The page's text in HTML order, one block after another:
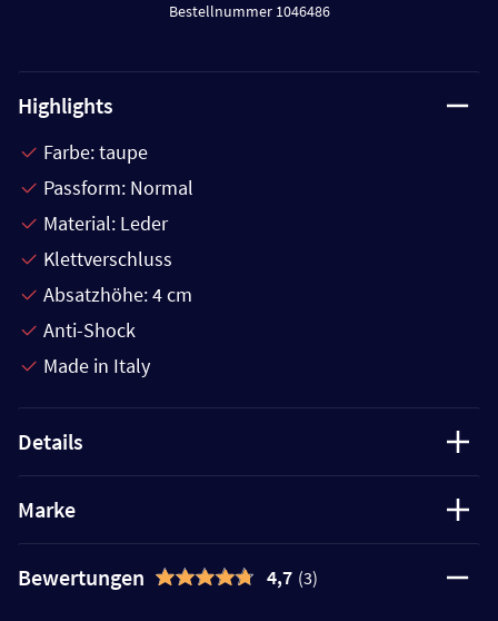
Bestellnummer 1046486
Highlights
Farbe: taupe
Passform: Normal
Material: Leder
Klettverschluss
Absatzhöhe: 4 cm
Anti-Shock
Made in Italy
Details
Marke
Bewertungen 4,7 (3)